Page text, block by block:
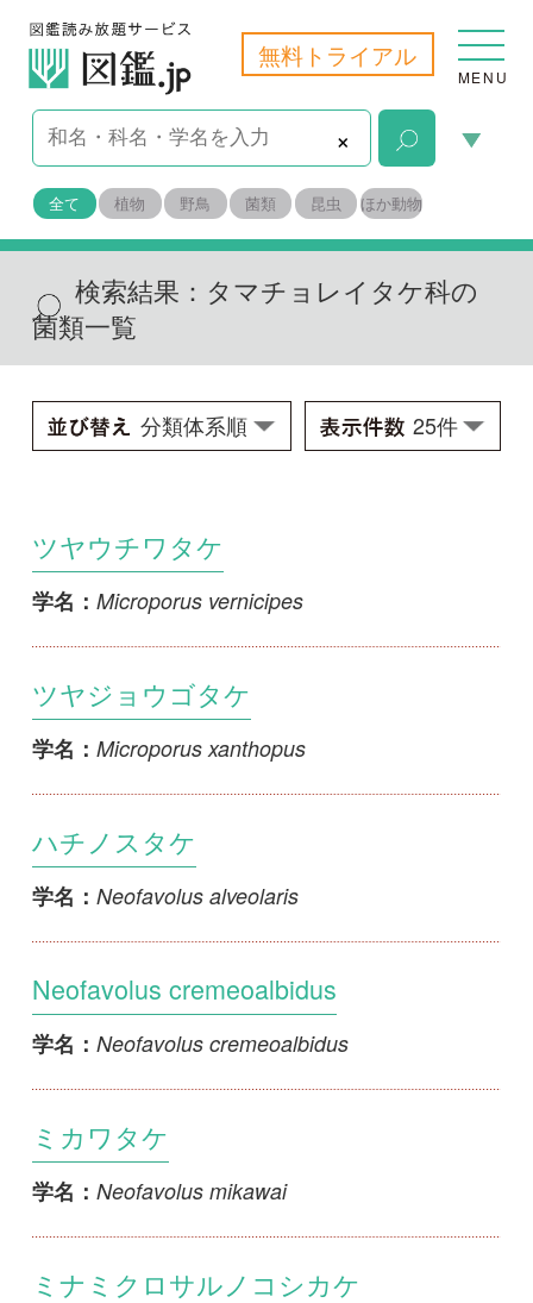
無料トライアル
MENU
×
全て 植物 野鳥 菌類 昆虫 ほか動物
検索結果：タマチョレイタケ科の
菌類一覧
ツヤウチワタケ
ツヤジョウゴタケ
ハチノスタケ
学名： Neofavolus alveolaris
Neofavolus cremeoalbidus
学名：Neofavolus cremeoalbidus
ミカワタケ
学名：Neofavolus mikawai
ヨソオイサルノコシカケ
学名：Nigroporus durus